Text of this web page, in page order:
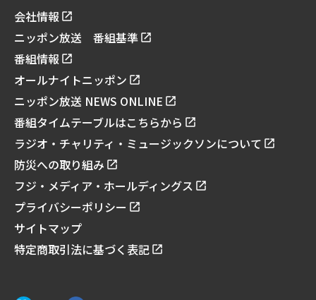
会社情報
ニッポン放送 番組基準
番組情報
オールナイトニッポン
ニッポン放送 NEWS ONLINE
番組タイムテーブルはこちらから
ラジオ・チャリティ・ミュージックソンについて
防災への取り組み
フジ・メディア・ホールディングス
プライバシーポリシー
サイトマップ
特定商取引法に基づく表記